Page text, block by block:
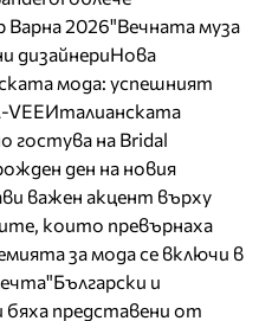
2026"Вечната муза
дизайнериНова
мода: успешният
VEEИталианската
гостува на Bridal
ден на новия
важен акцент върху
които превърнаха
за мода се включи в
Български и
представени от